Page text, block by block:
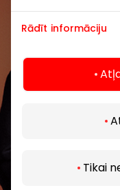
Rādīt informāciju
Tikai
pasākumiem un